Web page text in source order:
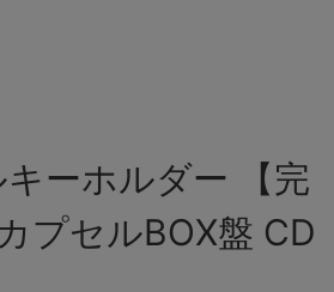
ーホルダー 【完
プセルBOX盤 CD